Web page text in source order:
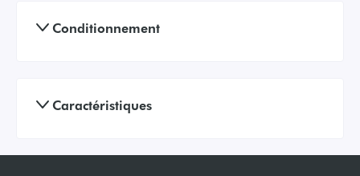
Conditionnement
Caractéristiques